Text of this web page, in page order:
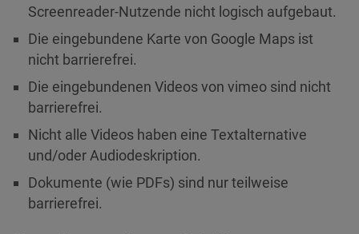
Diese Website nutzt Matomo Analytics für die Auswertung der
Seitenaufrufe als Statistik. Die hierdurch gespeicherten Daten werden
ausschließlich auf unseren eigenen Servern gespeichert. Eine
Übertragung an Dritte erfolgt nicht. Wir verwenden die Funktion
AnonymizeIP zur Anonymisierung Ihrer IP-Adresse, so dass diese gekürzt
werden kann.
Wir nutzen YouTube im erweiterten Datenschutzmodus. Dieser Modus
Besucher auf dieser Website speichert, bevor diese sich das Video
ansehen.
Screenreader-Nutzende nicht logisch aufgebaut.
Die eingebundene Karte von Google Maps ist
nicht barrierefrei.
Die eingebundenen Videos von vimeo sind nicht
barrierefrei.
Nicht alle Videos haben eine Textalternative
und/oder Audiodeskription.
Dokumente (wie PDFs) sind nur teilweise
barrierefrei.